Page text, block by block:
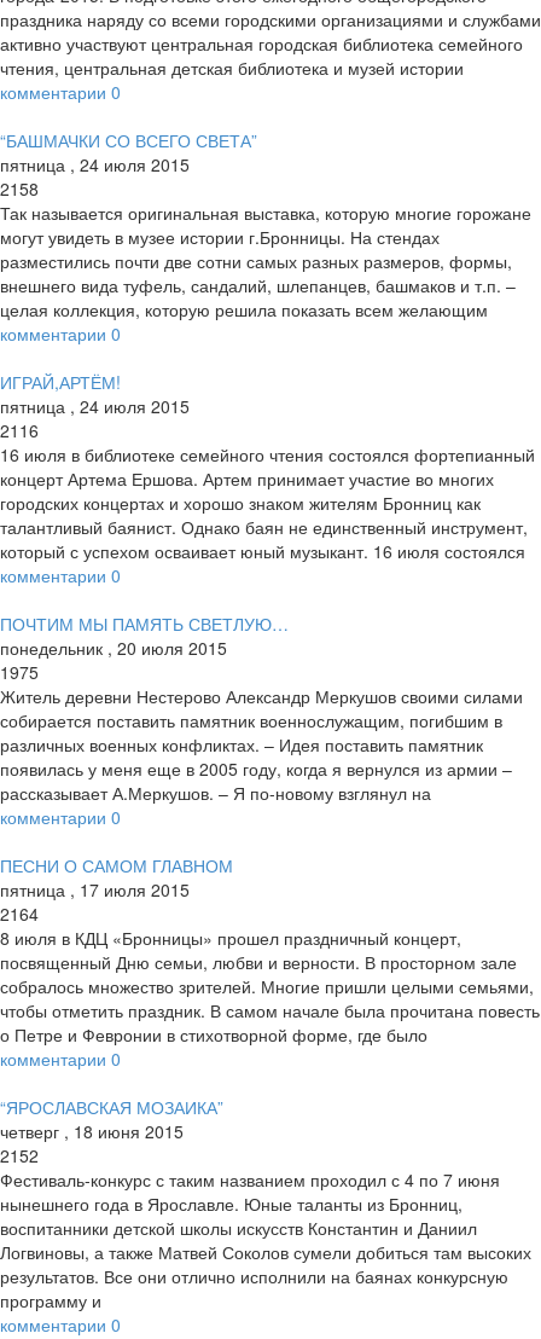
праздника наряду со всеми городскими организациями и службами
активно участвуют центральная городская библиотека семейного
чтения, центральная детская библиотека и музей истории
комментарии 0
“БАШМАЧКИ СО ВСЕГО СВЕТА”
пятница , 24 июля 2015
2158
Так называется оригинальная выставка, которую многие горожане
могут увидеть в музее истории г.Бронницы. На стендах
разместились почти две сотни самых разных размеров, формы,
внешнего вида туфель, сандалий, шлепанцев, башмаков и т.п. –
целая коллекция, которую решила показать всем желающим
комментарии 0
ИГРАЙ,АРТЁМ!
пятница , 24 июля 2015
2116
16 июля в библиотеке семейного чтения состоялся фортепианный
концерт Артема Ершова. Артем принимает участие во многих
городских концертах и хорошо знаком жителям Бронниц как
талантливый баянист. Однако баян не единственный инструмент,
который с успехом осваивает юный музыкант. 16 июля состоялся
комментарии 0
ПОЧТИМ МЫ ПАМЯТЬ СВЕТЛУЮ…
понедельник , 20 июля 2015
1975
Житель деревни Нестерово Александр Меркушов своими силами
собирается поставить памятник военнослужащим, погибшим в
различных военных конфликтах. – Идея поставить памятник
появилась у меня еще в 2005 году, когда я вернулся из армии –
рассказывает А.Меркушов. – Я по-новому взглянул на
комментарии 0
ПЕСНИ О САМОМ ГЛАВНОМ
пятница , 17 июля 2015
2164
8 июля в КДЦ «Бронницы» прошел праздничный концерт,
посвященный Дню семьи, любви и верности. В просторном зале
собралось множество зрителей. Многие пришли целыми семьями,
чтобы отметить праздник. В самом начале была прочитана повесть
о Петре и Февронии в стихотворной форме, где было
комментарии 0
“ЯРОСЛАВСКАЯ МОЗАИКА”
четверг , 18 июня 2015
2152
Фестиваль-конкурс с таким названием проходил с 4 по 7 июня
нынешнего года в Ярославле. Юные таланты из Бронниц,
воспитанники детской школы искусств Константин и Даниил
Логвиновы, а также Матвей Соколов сумели добиться там высоких
результатов. Все они отлично исполнили на баянах конкурсную
программу и
комментарии 0